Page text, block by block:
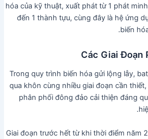
hóa của kỹ thuật, xuất phát từ 1 phát
đến 1 thành tựu, cùng đây là hệ ứng
biến
Các Giai Đoạn
Trong quy trình biến hóa gửi lộng lẫy,
qua khôn cùng nhiều giai đoạn cần
phân phối đông đảo cải thiện đáng
Giai đoạn trước hết từ khi thời điểm năm